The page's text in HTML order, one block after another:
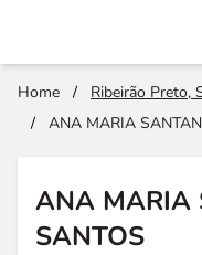
Home / Ribeirão Preto,
/
ANA MARIA
ANA MARIA
SANTOS